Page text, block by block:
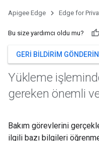
Apigee Edge Edge for
Bu size yardımcı oldu mu?
GERI BILDIRIM GÖNDERIN
Yükleme
gereken önemli
Bakım görevlerini
ilgili bazı bilgileri